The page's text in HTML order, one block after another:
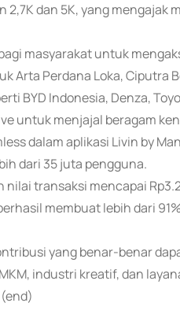
dan 5K, yang mengajak
masyarakat untuk
Arta Perdana Loka, Ciputra
BYD Indonesia, Denza,
untuk menjajal beragam
dalam aplikasi Livin by
dari 35 juta pengguna.
transaksi mencapai
membuat lebih dari
yang benar-benar
industri kreatif, dan